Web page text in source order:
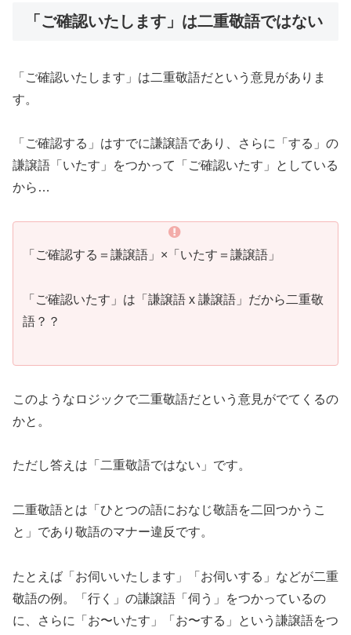
「ご確認いたします」は二重敬語ではない
「ご確認いたします」は二重敬語だという意見がありま
す。
「ご確認する」はすでに謙譲語であり、さらに「する」の
謙譲語「いたす」をつかって「ご確認いたす」としている
から…
「ご確認する＝謙譲語」×「いたす＝謙譲語」
「ご確認いたす」は「謙譲語 x 謙譲語」だから二重敬
語？？
このようなロジックで二重敬語だという意見がでてくるの
かと。
ただし答えは「二重敬語ではない」です。
二重敬語とは「ひとつの語におなじ敬語を二回つかうこ
と」であり敬語のマナー違反です。
たとえば「お伺いいたします」「お伺いする」などが二重
敬語の例。「行く」の謙譲語「伺う」をつかっているの
に、さらに「お〜いたす」「お〜する」という謙譲語をつ